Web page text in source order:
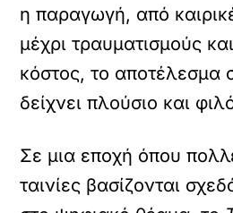
η παραγωγή, από
μέχρι τραυματισμούς
κόστος, το αποτέλεσμα
δείχνει πλούσιο και
Σε μια εποχή όπου
ταινίες βασίζονται